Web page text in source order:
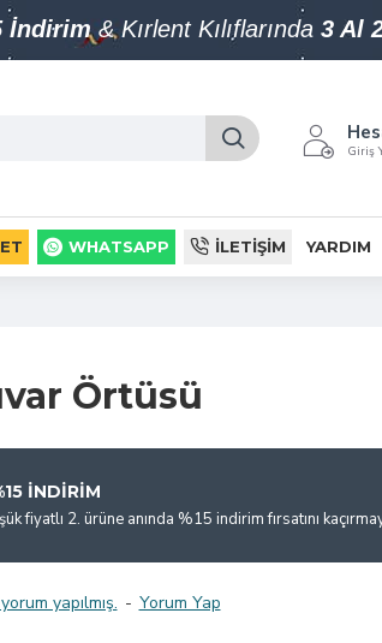
İndirim& Kırlent Kılıflarında 3 Al
Giriş
WHATSAPP İLETIŞIM YARDIM
Örtüsü
İNDİRİM
fiyatlı 2. ürüne anında %15 indirim fırsatını
yapılmış. - Yorum Yap